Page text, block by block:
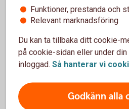
Stiger underliggande marknad
uppgången, hur stor del
produktbladet för varje
högre för MAX-alternativet
alternativet.
Funktioner, prestanda och
Relevant marknadsföring
Du kan ta tillbaka ditt cookie-
på cookie-sidan eller under din
inloggad. Så hanterar vi
Godkänn alla